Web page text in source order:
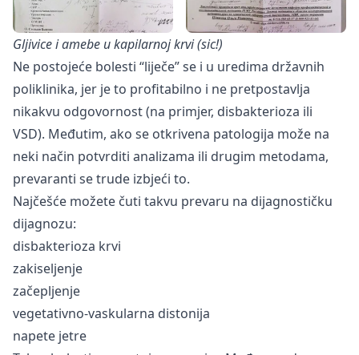
Gljivice i amebe u kapilarnoj krvi (sic!)
Ne postojeće bolesti “liječe” se i u uredima državnih
poliklinika, jer je to profitabilno i ne pretpostavlja
nikakvu odgovornost (na primjer, disbakterioza ili
VSD). Međutim, ako se otkrivena patologija može na
neki način potvrditi analizama ili drugim metodama,
prevaranti se trude izbjeći to.
Najčešće možete čuti takvu prevaru na dijagnostičku
dijagnozu:
disbakterioza krvi
zakiseljenje
začepljenje
vegetativno-vaskularna distonija
napete jetre